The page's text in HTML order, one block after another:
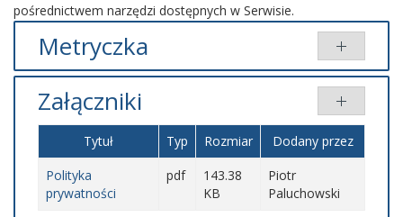
pośrednictwem narzędzi dostępnych w Serwisie.
Metryczka
Udostępniony przez:Piotr Paluchowski
Wytworzony przez:
Nadrzędna kategoria:
Kategoria:
Wytworzony: 29 wrzesień 2024
Poprawiono: 29 wrzesień 2024
Odsłony: 4613
Załączniki
Tytuł Typ Rozmiar
Dodany przez
Polityka
prywatności
pdf
143.38
KB
Piotr
Paluchowski